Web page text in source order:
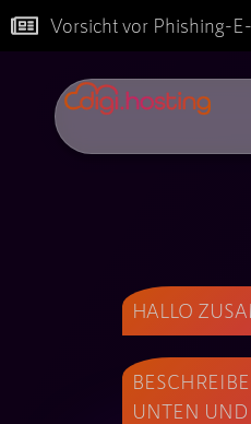
Vorsicht vor Phishing-
HALLO
UNTEN UND